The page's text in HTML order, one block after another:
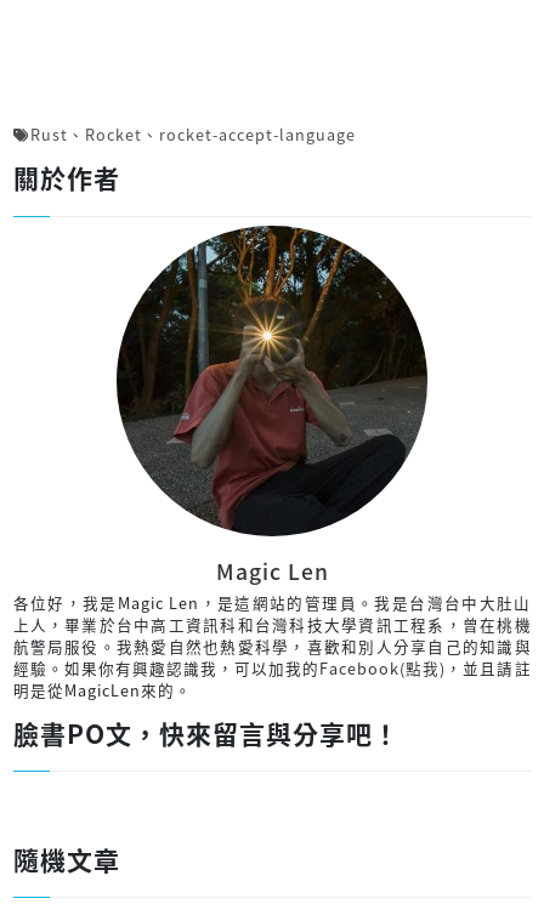
Rust 、 Rocket 、 rocket-accept-language
關於作者
Magic Len
各位好，我是Magic Len，是這網站的管理員。我是台灣台中大肚山
上人，畢業於台中高工資訊科和台灣科技大學資訊工程系，曾在桃機
航警局服役。我熱愛自然也熱愛科學，喜歡和別人分享自己的知識與
經驗。如果你有興趣認識我，可以加我的Facebook(點我) ，並且請註
明是從MagicLen來的。
臉書PO文，快來留言與分享吧！
隨機文章